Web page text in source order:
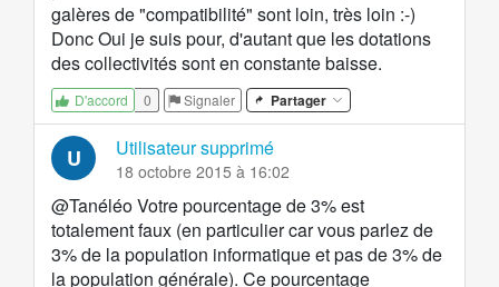
galères de "compatibilité" sont loin, très loin :-)
Donc Oui je suis pour, d'autant que les dotations
des collectivités sont en constante baisse.
D'accord 0 Signaler Partager
U Utilisateur supprimé
18 octobre 2015 à 16:02
@Tanéléo Votre pourcentage de 3% est
totalement faux (en particulier car vous parlez de
3% de la population informatique et pas de 3% de
la population générale). Ce pourcentage